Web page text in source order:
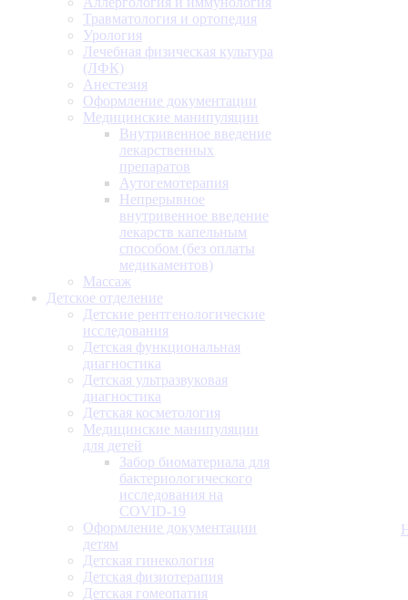
Травматология и ортопедия
Урология
Лечебная физическая культура
(ЛФК)
Анестезия
Оформление документации
Медицинские манипуляции
Внутривенное введение
лекарственных
препаратов
Аутогемотерапия
Непрерывное
внутривенное введение
лекарств капельным
способом (без оплаты
медикаментов)
Массаж
Детское отделение
Детские рентгенологические
исследования
Детская функциональная
диагностика
Детская ультразвуковая
диагностика
Детская косметология
Медицинские манипуляции
для детей
Забор биоматериала для
бактериологического
исследования на
COVID-19
Оформление документации
детям
Детская гинекология
Детская физиотерапия
Детская гомеопатия